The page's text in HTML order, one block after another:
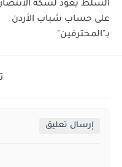
السلط يعود لسكة
على حساب شباب الأردن
بـ"المحترفين"
إرسال تعليق